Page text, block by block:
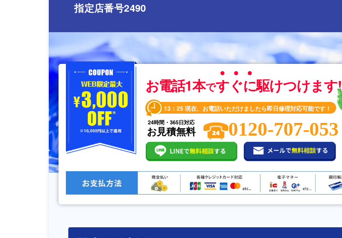
指定店番号2490
お電話1本ですぐに駆けつけます!
13：25現在、お電話いただけましたら即日修理対応可能です！
24時間・365日対応
お見積無料 0120-707-053